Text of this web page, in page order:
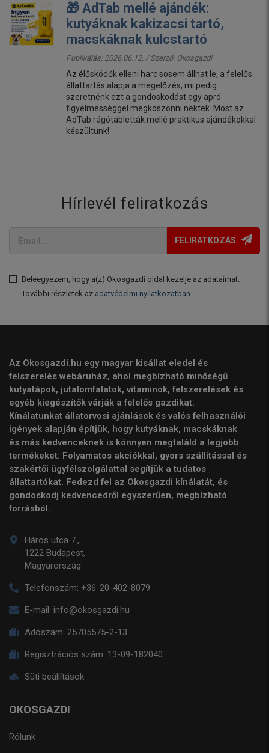
🎁 AdTab mellé ajándék:
kutyáknak kakizacsi tartó,
macskáknak kulcstartó
Publikálás: 2026.06.12. / Szerző: Okosgazdi
Az élősködők elleni harc sosem állhat le, a felelős
állattartás alapja a megelőzés, mi pedig
szeretnénk ezt a gondoskodást egy apró
figyelmességgel megköszönni nektek. Most az
AdTab rágótabletták mellé praktikus ajándékokkal
készültünk!
Hírlevél feliratkozás
FELIRATKOZÁS
Beleegyezem, hogy a(z) Okosgazdi oldal kezelje az adataimat.
További részletek az adatvédelmi nyilatkozatban.
Az Okosgazdi.hu egy magyar kisállat eledel és
felszerelés webáruház, ahol megbízható minőségű
kutyatápok, jutalomfalatok, vitaminok, felszerelések és
egyéb kiegészítők várják a felelős gazdikat.
Kínálatunkat állatorvosi ajánlások és valós felhasználói
igények alapján építjük, hogy kutyáknak, macskáknak
és más kedvenceknek is könnyen megtaláld a legjobb
termékeket. Folyamatos akciókkal, gyors szállítással és
szakértői ügyfélszolgálattal segítjük a tudatos
állattartókat. Fedezd fel az Okosgazdi kínálatát, és
gondoskodj kedvencedről egyszerűen, megbízható
forrásból.
Háros utca 7.,
1222 Budapest,
Magyarország
Telefonszám: +36-20-402-8079
E-mail: info@okosgazdi.hu
Adószám: 25705575-2-13
Regisztrációs szám: 13-09-182040
Süti beállítások
OKOSGAZDI
Rólunk